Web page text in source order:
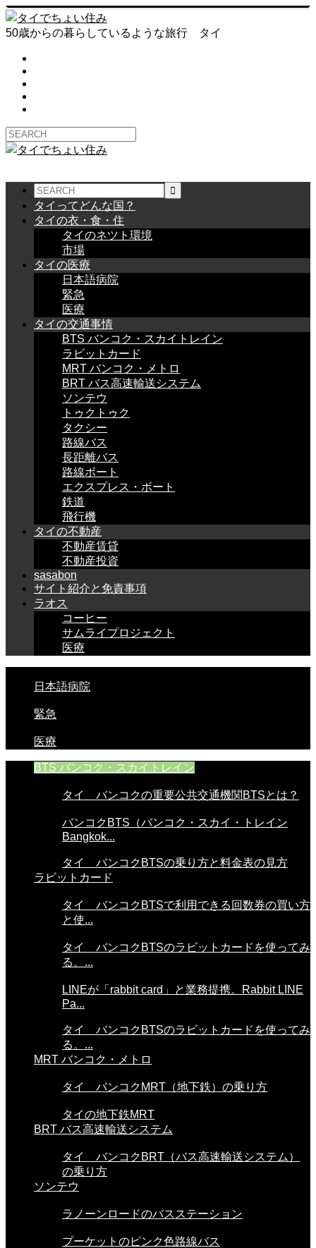
50歳からの暮らしているような旅行 タイ
タイってどんな国？
タイの衣・食・住
タイのネツト環境
市場
タイの医療
日本語病院
緊急
医療
タイの交通事情
BTS バンコク・スカイトレイン
ラビットカード
MRT バンコク・メトロ
BRT バス高速輸送システム
ソンテウ
トゥクトゥク
タクシー
路線バス
長距離バス
路線ボート
エクスプレス・ボート
鉄道
飛行機
タイの不動産
不動産賃貸
不動産投資
sasabon
サイト紹介と免責事項
ラオス
コーヒー
サムライプロジェクト
医療
日本語病院
緊急
医療
BTS バンコク・スカイトレイン
タイ バンコクの重要公共交通機関BTSとは？
バンコクBTS（バンコク・スカイ・トレイン
Bangkok...
タイ バンコクBTSの乗り方と料金表の見方
ラビットカード
タイ バンコクBTSで利用できる回数券の買い方
と使...
タイ バンコクBTSのラビットカードを使ってみ
る。...
LINEが「rabbit card」と業務提携。Rabbit LINE
Pa...
タイ バンコクBTSのラビットカードを使ってみ
る。...
MRT バンコク・メトロ
タイ バンコクMRT（地下鉄）の乗り方
タイの地下鉄MRT
BRT バス高速輸送システム
タイ バンコクBRT（バス高速輸送システム）
の乗り方
ソンテウ
ラノーンロードのバスステーション
プーケットのピンク色路線バス